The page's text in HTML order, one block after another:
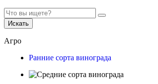
Искать
Агро
Ранние сорта винограда